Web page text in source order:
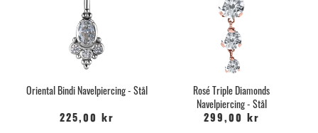
Oriental Bindi Navelpiercing - Stål
225,00 kr
Rosé Triple Diamonds
Navelpiercing - Stål
299,00 kr